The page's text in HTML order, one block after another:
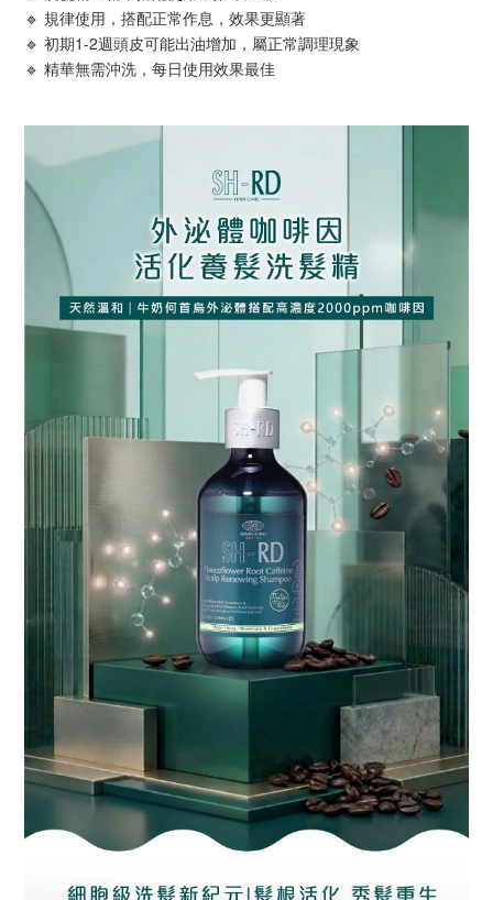
🔹 規律使用，搭配正常作息，效果更顯著
🔹 初期1-2週頭皮可能出油增加，屬正常調理現象
🔹 精華無需沖洗，每日使用效果最佳